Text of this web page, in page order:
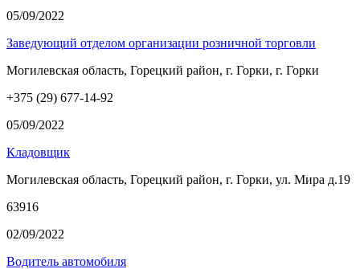
05/09/2022
Заведующий отделом организации розничной торговли
Могилевская область, Горецкий район, г. Горки, г. Горки
+375 (29) 677-14-92
05/09/2022
Кладовщик
Могилевская область, Горецкий район, г. Горки, ул. Мира д.19
63916
02/09/2022
Водитель автомобиля